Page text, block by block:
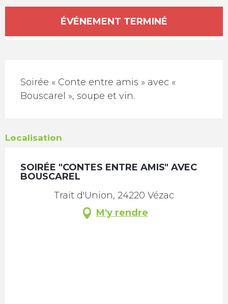
Ouverture et coordonnées
ÉVÉNEMENT TERMINÉ
Description
Soirée « Conte entre amis » avec «
Bouscarel », soupe et vin.
Localisation
SOIRÉE "CONTES ENTRE AMIS" AVEC
BOUSCAREL
Trait d'Union, 24220 Vézac
M'y rendre